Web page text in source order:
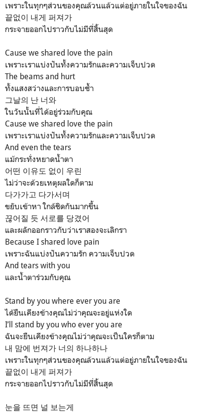
เพราะในทุกๆส่วนของคุณล้วนแล้วแต่อยู่ภายในใจของฉัน
끝없이 내게 퍼져가
กระจายออกไปราวกับไม่มีที่สิ้นสุด
Cause we shared love the pain
เพราะเราแบ่งปันทั้งความรักและความเจ็บปวด
The beams and hurt
ทั้งแสงสว่างและการบอบช้ำ
그날의 난 너와
ในวันนั้นที่ได้อยู่ร่วมกับคุณ
Cause we shared love the pain
เพราะเราแบ่งปันทั้งความรักและความเจ็บปวด
And even the tears
แม้กระทั่งหยาดน้ำตา
어떤 이유도 없이 우린
ไม่ว่าจะด้วยเหตุผลใดก็ตาม
다가가고 다가서며
ขยับเข้าหา ใกล้ชิดกันมากขึ้น
끊어질 듯 서로를 당겼어
และผลักออกราวกับว่าเราสองจะเลิกรา
Because I shared love pain
เพราะฉันแบ่งปันความรัก ความเจ็บปวด
And tears with you
และน้ำตาร่วมกับคุณ
Stand by you where ever you are
ได้ยืนเคียงข้างคุณไม่ว่าคุณจะอยู่แห่งใด
I’ll stand by you who ever you are
ฉันจะยืนเคียงข้างคุณไม่ว่าคุณจะเป็นใครก็ตาม
내 맘에 번져가 너의 하나하나
เพราะในทุกๆส่วนของคุณล้วนแล้วแต่อยู่ภายในใจของฉัน
끝없이 내게 퍼져가
กระจายออกไปราวกับไม่มีที่สิ้นสุด
눈을 뜨면 널 보는게